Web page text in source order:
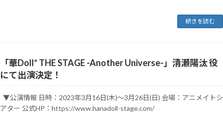
続きを読む
「華Doll* THE STAGE -Another Universe-」清瀬陽汰 役
にて出演決定！
▼公演情報 日時：2023年3月16日(木)～3月26日(日) 会場：アニメイトシ
アター 公式HP：https://www.hanadoll-stage.com/